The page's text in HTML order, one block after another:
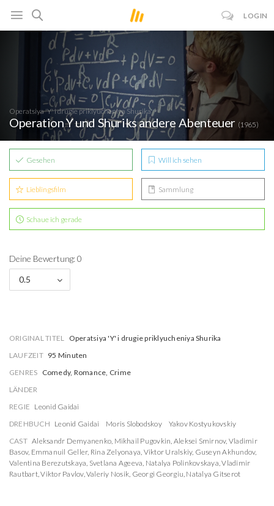
LOGIN
Operatsiya 'Y' i drugie priklyucheniya Shurika
Operation Y und Shuriks andere Abenteuer (1965)
Gesehen Will ich sehen
Lieblingsfilm Sammlung
Schaue ich gerade
Deine Bewertung: 0
0.5
ORIGINAL TITEL Operatsiya 'Y' i drugie priklyucheniya Shurika
LAUFZEIT 95 Minuten
GENRES Comedy, Romance, Crime
LÄNDER
REGIE Leonid Gaidai
DREHBUCH Leonid Gaidai Moris Slobodskoy
Yakov Kostyukovskiy
CAST Aleksandr Demyanenko, Mikhail Pugovkin, Aleksei Smirnov, Vladimir
Basov, Emmanuil Geller, Rina Zelyonaya, Viktor Uralskiy, Guseyn Akhundov,
Valentina Berezutskaya, Svetlana Ageeva, Natalya Polinkovskaya,Vladimir
Rautbart,Viktor Pavlov,Valeriy Nosik, Georgi Georgiu, Natalya Gitserot